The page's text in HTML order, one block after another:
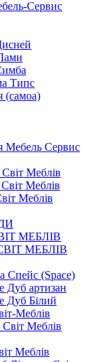
Сервис
Типс
(самоа)
Мебель Сервис
Меблів
Меблів
Меблів
МЕБЛІВ
МЕБЛІВ
Спейс (Space)
Дуб артизан
Дуб Білий
Меблів
Меблів
Меблiв